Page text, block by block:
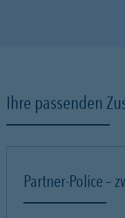
Ihre passenden
Partner-Police –